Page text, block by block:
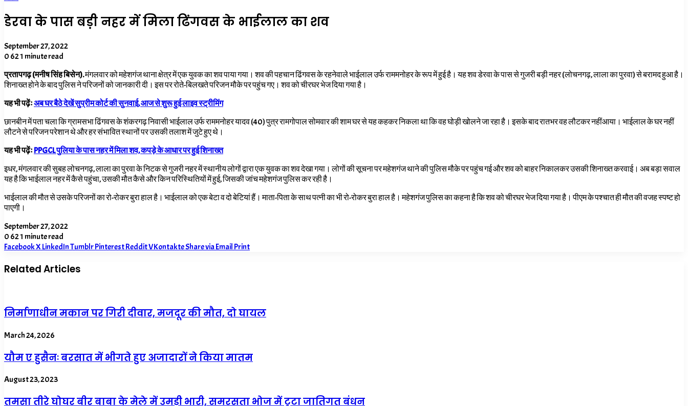
डेरवा के पास बड़ी नहर में मिला ढिंगवस के भाईलाल का शव
September 27, 2022
0 621 minute read
प्रतापगढ़ (मनीष सिंह बिसेन).मंगलवार को महेशगंज थाना क्षेत्र में एक युवक का शव पाया गया। शव की पहचान ढिंगवस के रहनेवाले भाईलाल उर्फ राममनोहर के रूप में हुई है। यह शव डेरवा के पास से गुजरी बड़ी नहर (लोचनगढ़, लाला का पुरवा) से बरामद हुआ है।
शिनाख्त होने के बाद पुलिस ने परिजनों को जानकारी दी। इस पर रोते-बिलखते परिजन मौके पर पहुंच गए। शव को चीरघर भेज दिया गया है।
यह भी पढ़ेंःअब घर बैठे देखें सुप्रीम कोर्ट की सुनवाई, आज से शुरू हुई लाइव स्ट्रीमिंग
छानबीन में पता चला कि ग्रामसभा ढिंगवस के शंकरगढ़ निवासी भाईलाल उर्फ राममनोहर यादव (40) पुत्र रामगोपाल सोमवार की शाम घर से यह कहकर निकला था कि वह घोड़ी खोलने जा रहा है। इसके बाद रातभर वह लौटकर नहींआया। भाईलाल के घर नहीं
लौटने से परिजन परेशान थे और हर संभावित स्थानों पर उसकी तलाश में जुटे हुए थे।
यह भी पढ़ेंःPPGCL पुलिया के पास नहर में मिला शव, कपड़े के आधार पर हुई शिनाख्त
इधर, मंगलवार की सुबह लोचनगढ़, लाला का पुरवा के निटक से गुजरी नहर में स्थानीय लोगों द्वारा एक युवक का शव देखा गया। लोगों की सूचना पर महेशगंज थाने की पुलिस मौके पर पहुंच गई और शव को बाहर निकालकर उसकी शिनाख्त करवाई। अब बड़ा सवाल
यह है कि भाईलाल नहर में कैसे पहुंचा, उसकी मौत कैसे और किन परिस्थितियों में हुई, जिसकी जांच महेशगंज पुलिस कर रही है।
भाईलाल की मौत से उसके परिजनों का रो-रोकर बुरा हाल है। भाईलाल को एक बेटा व दो बेटियां हैं। माता-पिता के साथ पत्नी का भी रो-रोकर बुरा हाल है। महेशगंज पुलिस का कहना है कि शव को चीरघर भेज दिया गया है। पीएम के पश्चात ही मौत की वजह स्पष्ट हो
पाएगी।
September 27, 2022
0 621 minute read
FacebookXLinkedInTumblrPinterestRedditVKontakteShare via Email Print
Related Articles
निर्माणाधीन मकान पर गिरी दीवार, मजदूर की मौत, दो घायल
March 24, 2026
यौम ए हुसैनः बरसात में भीगते हुए अजादारों ने किया मातम
August 23, 2023
तमसा तीरे घोघर बीर बाबा के मेले में उमड़ी भारी, समरसता भोज में टूटा जातिगत बंधन